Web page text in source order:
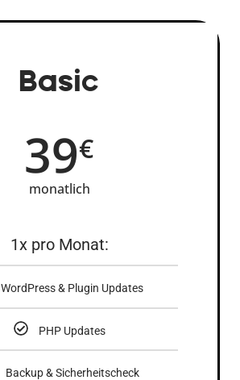
Basic
39€
monatlich
1x pro Monat:
WordPress & Plugin Updates
PHP Updates
Backup & Sicherheitscheck